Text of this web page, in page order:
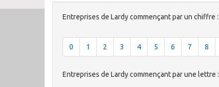
Entreprises de Lardy commençant par un chiffre :
0 1 2 3 4 5 6 7 8
Entreprises de Lardy commençant par une lettre :